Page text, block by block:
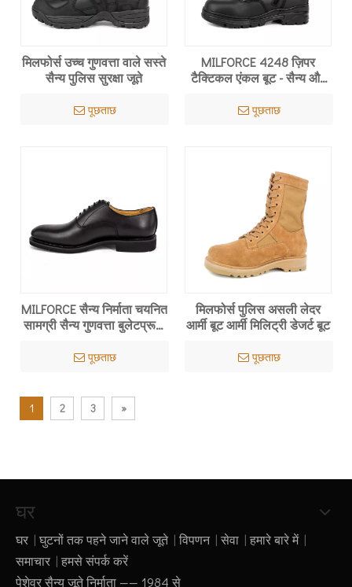
मिलफोर्स उच्च गुणवत्ता वाले सस्ते
सैन्य पुलिस सुरक्षा जूते
पूछताछ
MILFORCE 4248 ज़िपर
टैक्टिकल एंकल बूट - सैन्य और
अनाज चमड़ा
पूछताछ
MILFORCE सैन्य निर्माता चयनित
सामग्री सैन्य गुणवत्ता बुलेटप्रूफ
पूछताछ
मिलफोर्स पुलिस असली लेदर
आर्मी बूट आर्मी मिलिट्री डेजर्ट बूट
पूछताछ
1 2 3 »
घर
घर | घुटनों तक पहने जाने वाले जूते | विपणन | सेवा | हमारे बारे में |
समाचार | हमसे संपर्क करें
पेशेवर सैन्य जूते निर्माता —— 1984 से